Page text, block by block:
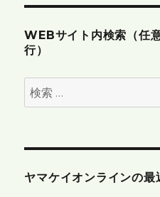
WEBサイト内検索（任
行）
検
索:
ヤマケイオンラインの